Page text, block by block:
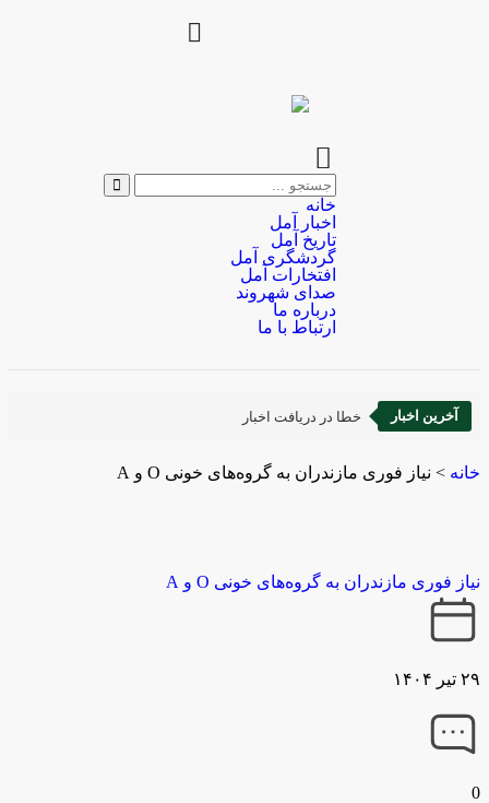
خانه
اخبار آمل
تاریخ آمل
گردشگری آمل
افتخارات آمل
صدای شهروند
درباره ما
ارتباط با ما
آخرین اخبار خطا در دریافت اخبار
خانه > نیاز فوری مازندران به گروه‌های خونی O و A
نیاز فوری مازندران به گروه‌های خونی O و A
۲۹ تیر ۱۴۰۴
0